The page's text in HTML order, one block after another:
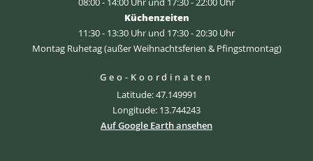
Küchenzeiten
11:30 - 13:30 Uhr und 17:30 - 20:30 Uhr
Montag Ruhetag (außer Weihnachtsferien & Pfingstmontag)
Geo-Koordinaten
Latitude: 47.149991
Longitude: 13.744243
Auf Google Earth ansehen